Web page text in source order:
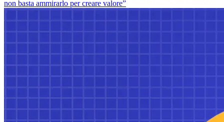
non basta ammirarlo per creare valore”